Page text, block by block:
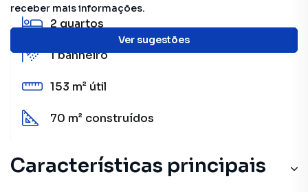
receber mais informações.
Ver sugestões
2 quartos
1banheiro
153 m² útil
70 m² construídos
Características principais